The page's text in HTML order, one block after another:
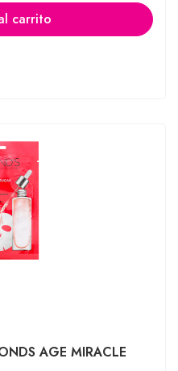
carrito
AGE MIRACLE